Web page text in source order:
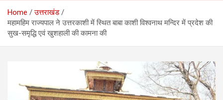
Home
उत्तराखंड
महामहिम राज्यपाल ने उत्तरकाशी में स्थित बाबा काशी विश्वनाथ मन्दिर में प्रदेश की
सुख-समृद्धि एवं खुशहाली की कामना की